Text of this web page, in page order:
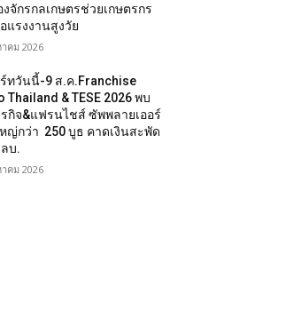
งจักรกลเกษตรช่วยเกษตรกร
แรงงานสูงวัย
คม 2026
ทวันนี้-9 ส.ค.Franchise
Thailand & TESE 2026 พบ
กิจ&แฟรนไชส์ ซัพพลายเออร์
ญ่กว่า 250 บูธ คาดเงินสะพัด
บ.
าคม 2026